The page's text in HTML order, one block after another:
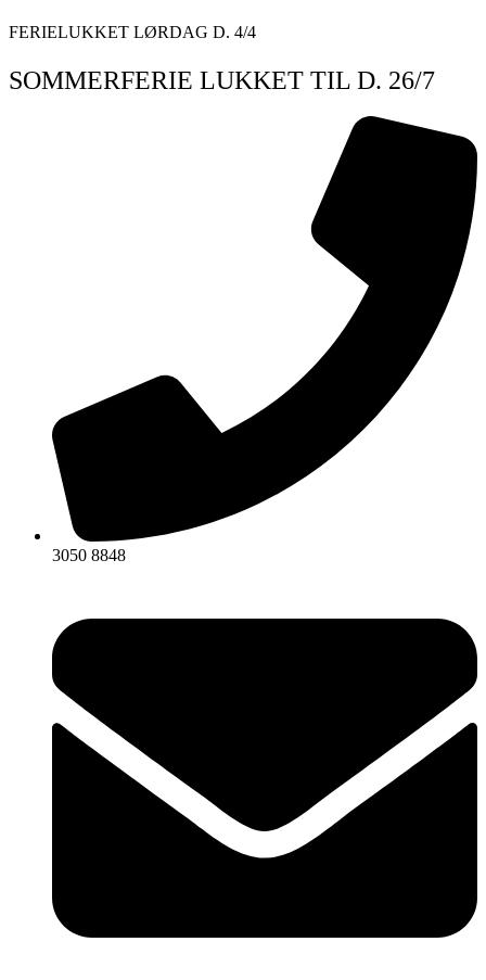
Videre
indhold
FERIELUKKET LØRDAG D. 4/4
SOMMERFERIE LUKKET TIL D. 26/7
3050 8848